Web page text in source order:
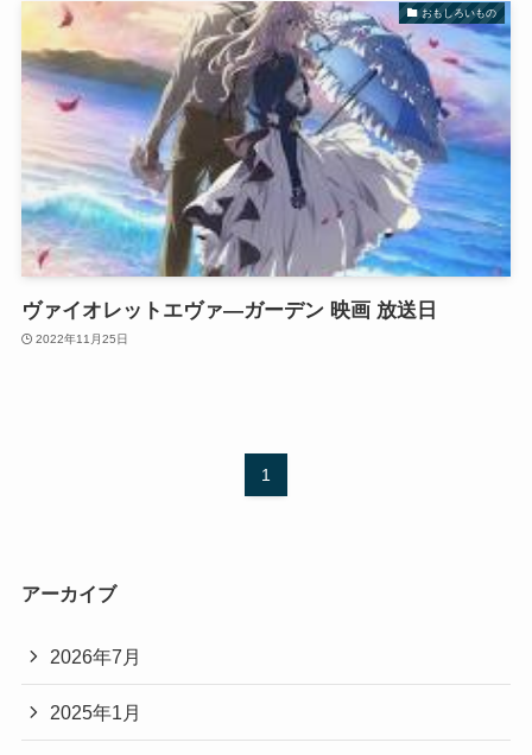
おもしろいもの
ヴァイオレットエヴァ―ガーデン 映画 放送日
2022年11月25日
1
アーカイブ
2026年7月
2025年1月